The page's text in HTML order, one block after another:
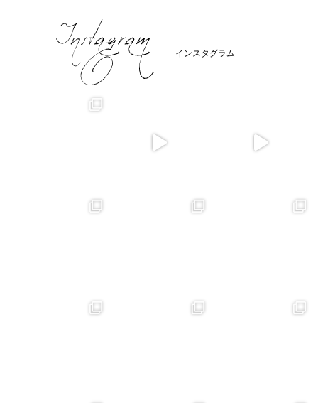
インスタグラム